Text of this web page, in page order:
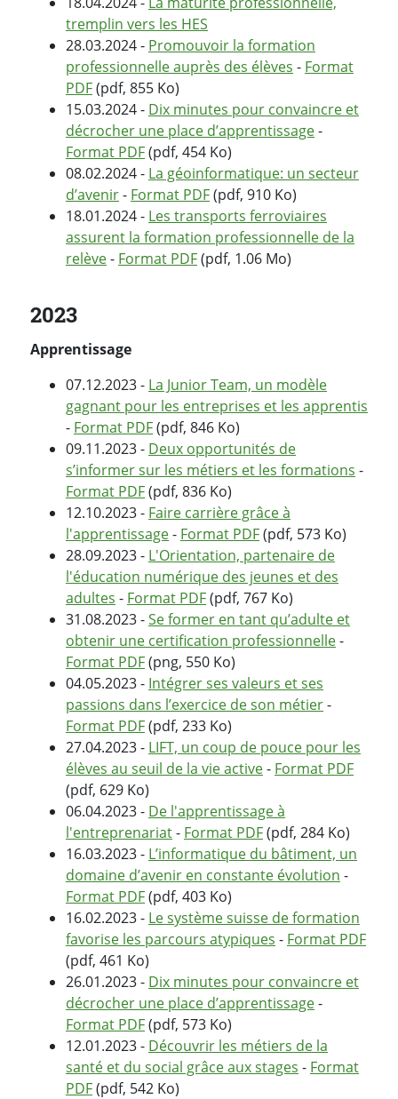
tremplin vers les HES
28.03.2024 - Promouvoir la formation
professionnelle auprès des élèves - Format
PDF(pdf, 855 Ko)
15.03.2024 - Dix minutes pour convaincre et
décrocher une place d’apprentissage-
Format PDF(pdf, 454 Ko)
08.02.2024 - La géoinformatique: un secteur
d’avenir- Format PDF(pdf, 910 Ko)
18.01.2024 - Les transports ferroviaires
assurent la formation professionnelle de la
relève- Format PDF(pdf, 1.06 Mo)
2023
Apprentissage
07.12.2023 - La Junior Team, un modèle
gagnant pour les entreprises et les apprentis
- Format PDF(pdf, 846 Ko)
09.11.2023 - Deux opportunités de
s’informer sur les métiers et les formations -
Format PDF(pdf, 836 Ko)
12.10.2023 - Faire carrière grâce à
l'apprentissage- Format PDF(pdf, 573 Ko)
28.09.2023 - L'Orientation, partenaire de
l'éducation numérique des jeunes et des
adultes - Format PDF(pdf, 767 Ko)
31.08.2023 -Se former en tant qu’adulte et
obtenir une certification professionnelle-
Format PDF(png, 550 Ko)
04.05.2023 - Intégrer ses valeurs et ses
passions dans l’exercice de son métier-
Format PDF(pdf, 233 Ko)
27.04.2023 - LIFT, un coup de pouce pour les
élèves au seuil de la vie active- Format PDF
(pdf, 629 Ko)
06.04.2023 - De l'apprentissage à
l'entreprenariat- Format PDF(pdf, 284 Ko)
16.03.2023 - L’informatique du bâtiment, un
domaine d’avenir en constante évolution -
Format PDF(pdf, 403 Ko)
16.02.2023 - Le système suisse de formation
favorise les parcours atypiques - Format PDF
(pdf, 461 Ko)
26.01.2023 - Dix minutes pour convaincre et
décrocher une place d’apprentissage-
Format PDF(pdf, 573 Ko)
12.01.2023 - Découvrir les métiers de la
santé et du social grâce aux stages - Format
PDF(pdf, 542 Ko)